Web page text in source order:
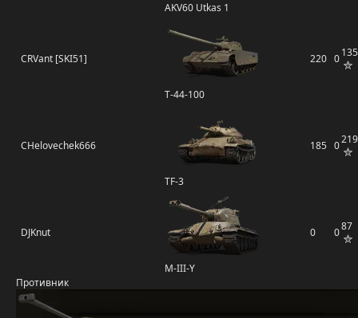
AKV60 Utkas 1
CRVant [SKI51]
Т-44-100
220 0135
CHelovechek666
TF-3
185 0219
DJKnut
M-III-Y
0 087
Противник